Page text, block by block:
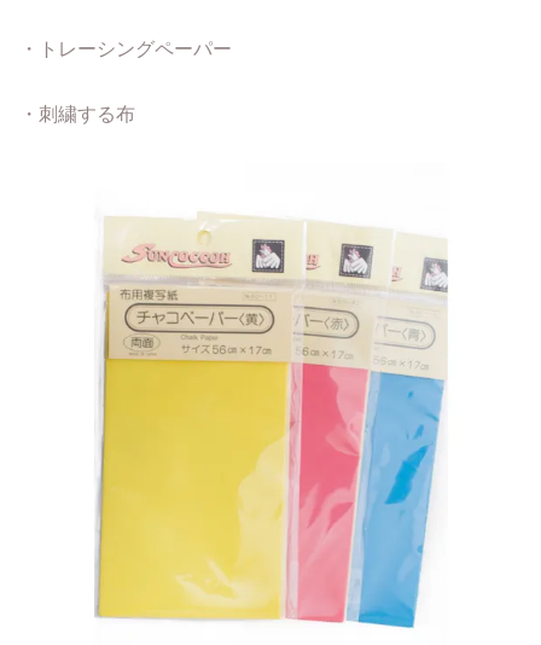
・トレーシングペーパー
・刺繍する布